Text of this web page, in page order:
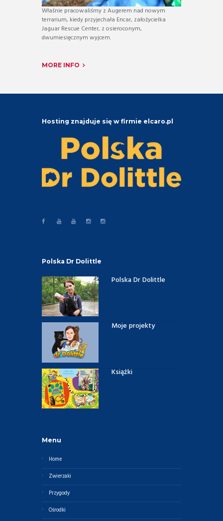
Właśnie pracowaliśmy z Augerem nad nowym
terrarium, kiedy przyjechała Encar, założycielka
Jaguar Rescue Center, z osieroconym,
dwumiesięcznym wyjcem.
MORE INFO
Hosting znajduje się w firmie elcaro.pl
Polska Dr Dolittle
Polska Dr Dolittle
Moje projekty
Książki
Menu
Home
Zwierzaki
Przygody
Ośrodki